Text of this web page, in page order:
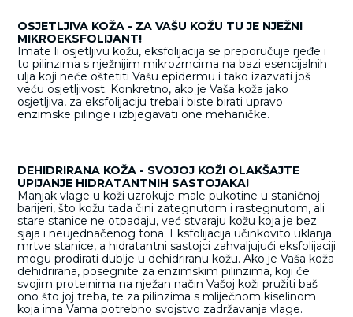
OSJETLJIVA KOŽA - ZA VAŠU KOŽU TU JE NJEŽNI
MIKROEKSFOLIJANT!
Imate li osjetljivu kožu, eksfolijacija se preporučuje rjeđe i
to pilinzima s nježnijim mikrozrncima na bazi esencijalnih
ulja koji neće oštetiti Vašu epidermu i tako izazvati još
veću osjetljivost. Konkretno, ako je Vaša koža jako
osjetljiva, za eksfolijaciju trebali biste birati upravo
enzimske pilinge i izbjegavati one mehaničke.
DEHIDRIRANA KOŽA - SVOJOJ KOŽI OLAKŠAJTE
UPIJANJE HIDRATANTNIH SASTOJAKA!
Manjak vlage u koži uzrokuje male pukotine u staničnoj
barijeri, što kožu tada čini zategnutom i rastegnutom, ali
stare stanice ne otpadaju, već stvaraju kožu koja je bez
sjaja i neujednačenog tona. Eksfolijacija učinkovito uklanja
mrtve stanice, a hidratantni sastojci zahvaljujući eksfolijaciji
mogu prodirati dublje u dehidriranu kožu. Ako je Vaša koža
dehidrirana, posegnite za enzimskim pilinzima, koji će
svojim proteinima na nježan način Vašoj koži pružiti baš
ono što joj treba, te za pilinzima s mliječnom kiselinom
koja ima Vama potrebno svojstvo zadržavanja vlage.